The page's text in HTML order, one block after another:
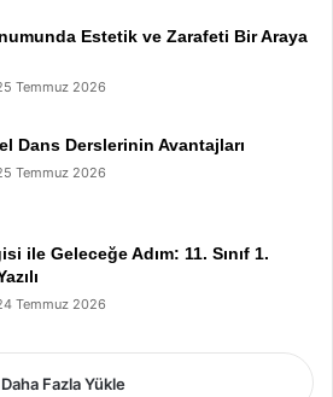
Estetik ve Zarafeti Bir Araya
Temmuz 2026
Dans Derslerinin Avantajları
Temmuz 2026
ile Geleceğe Adım: 11. Sınıf 1.
Temmuz 2026
Daha Fazla Yükle